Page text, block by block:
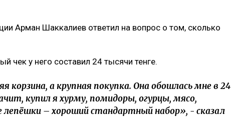
Арман Шаккалиев ответил на вопрос о том, сколько
чек у него составил 24 тысячи тенге.
корзина, а крупная покупка. Она обошлась мне в 24
купил я хурму, помидоры, огурцы, мясо,
лепёшки – хороший стандартный набор», - сказал